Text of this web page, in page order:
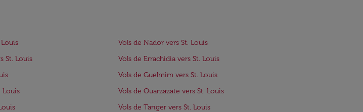
Vols de Nador vers St. Louis
St. Louis
Vols de Errachidia vers St. Louis
Vols de Guelmim vers St. Louis
Louis
Vols de Ouarzazate vers St. Louis
Vols de Tanger vers St. Louis